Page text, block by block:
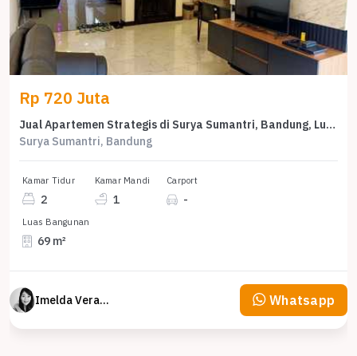
Rp 720 Juta
Jual Apartemen Strategis di Surya Sumantri, Bandung, Luas 69m²
Surya Sumantri, Bandung
Kamar Tidur
2
Kamar Mandi
1
Carport
-
Luas Bangunan
69 m²
Imelda Veranika Whatsapp